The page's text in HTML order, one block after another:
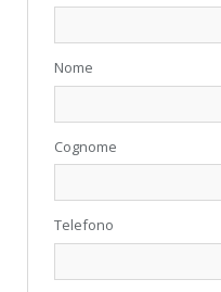
Nome
Cognome
Telefono